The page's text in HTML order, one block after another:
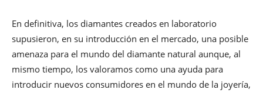
En definitiva, los diamantes creados en laboratorio
supusieron, en su introducción en el mercado, una posible
amenaza para el mundo del diamante natural aunque, al
mismo tiempo, los valoramos como una ayuda para
introducir nuevos consumidores en el mundo de la joyería,